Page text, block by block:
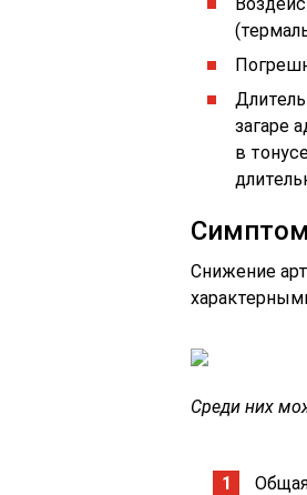
загаре
в
Снижение
Среди них